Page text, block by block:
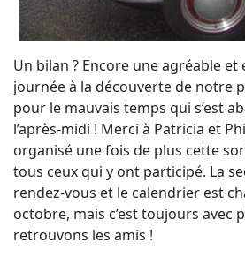
Un bilan ? Encore une agréable
journée à la découverte de notre
pour le mauvais temps qui s’est
l’après-midi ! Merci à Patricia et
organisé une fois de plus cette
tous ceux qui y ont participé. La
rendez-vous et le calendrier est
octobre, mais c’est toujours avec
retrouvons les amis !